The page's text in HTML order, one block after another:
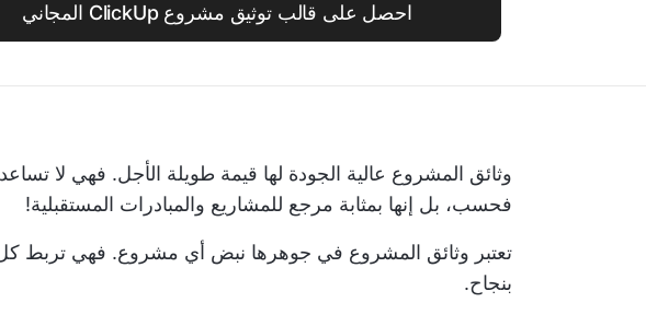
احصل على قالب توثيق مشروع ClickUp المجاني
وثائق المشروع عالية الجودة لها قيمة طويلة الأجل. فهي لا
فحسب، بل إنها بمثابة مرجع للمشاريع والمبادرات المستقبلية!
تعتبر وثائق المشروع في جوهرها نبض أي مشروع. فهي تربط
بنجاح.